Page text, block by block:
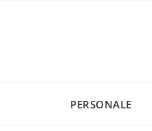
PERSONALE